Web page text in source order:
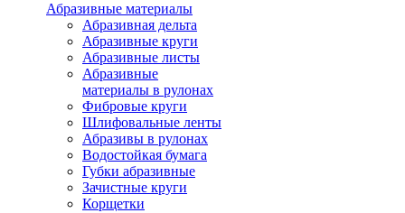
Абразивные материалы
Абразивная дельта
Абразивные круги
Абразивные листы
Абразивные
материалы в рулонах
Фибровые круги
Шлифовальные ленты
Абразивы в рулонах
Водостойкая бумага
Губки абразивные
Зачистные круги
Корщетки